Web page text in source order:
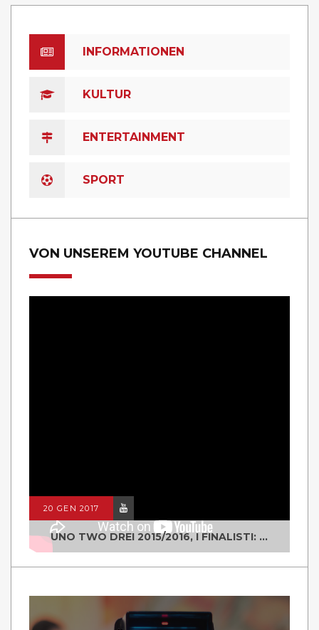
INFORMATIONEN
KULTUR
ENTERTAINMENT
SPORT
VON UNSEREM YOUTUBE CHANNEL
20 GEN 2017
UNO TWO DREI 2015/2016, I FINALISTI: CLASSE IV ALS ISTITUTO "DEGASPERI" BORGO VALSUGANA